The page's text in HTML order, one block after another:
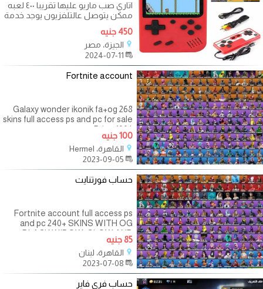
اتاري صب ماريو عليها تقريبا ٤٠٠ لعبه
ممكن يتوصل عالتلفزيون يوجد خدمة
توصيل الواتس اب
450 جنيه
الجيزة، مصر
Fortnite account
Galaxy wonder ikonik fa+og 268
skins full access ps and pc for sale
Price:100$
100 جنيه
القاهرة، Hermel
حساب فورتنايت
Fortnite account full access ps
and pc 240+ SKINS WITH OG
BLACK WIDOW, GLOW AND
TRAVIS SCOTT AND A LOT
MORE!!240+ SKINS WITH OG
BLACK WIDOW, GLOW AND
TRAVIS SCOTT AND A LOT
85 جنيه
القاهرة، لبنان
حساب فري فاير